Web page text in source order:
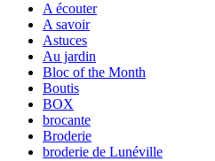
A écouter
A savoir
Astuces
Au jardin
Bloc of the Month
Boutis
BOX
brocante
Broderie
broderie de Lunéville